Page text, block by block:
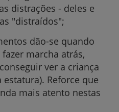
distrações - deles e
"distraídos";
dão-se quando
marcha atrás,
ver a criança
estatura). Reforce que
mais atento nestas